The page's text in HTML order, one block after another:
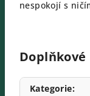
nespokojí s
Kategorie: